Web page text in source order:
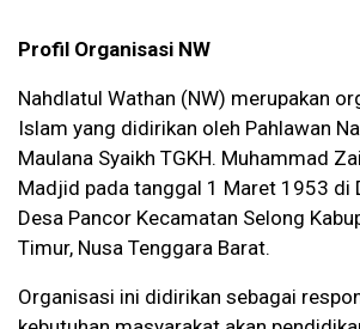
Profil Organisasi NW
Nahdlatul Wathan (NW) merupakan
Islam yang didirikan oleh Pahlawan
Maulana Syaikh TGKH. Muhammad
Madjid pada tanggal 1 Maret 1953 di
Desa Pancor Kecamatan Selong
Timur, Nusa Tenggara Barat.
Organisasi ini didirikan sebagai